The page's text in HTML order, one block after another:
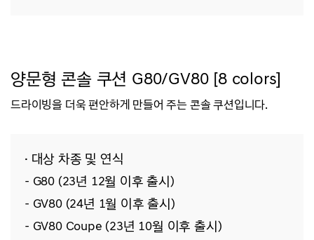
양문형 콘솔 쿠션 G80/GV80 [8 colors]
드라이빙을 더욱 편안하게 만들어 주는 콘솔 쿠션입니다.
· 대상 차종 및 연식
- G80 (23년 12월 이후 출시)
- GV80 (24년 1월 이후 출시)
- GV80 Coupe (23년 10월 이후 출시)